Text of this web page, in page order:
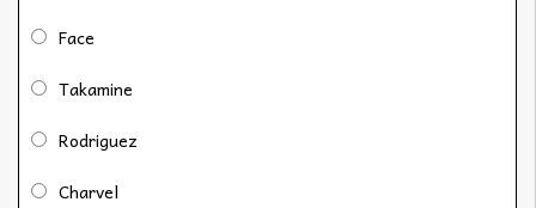
Face
Takamine
Rodriguez
Charvel